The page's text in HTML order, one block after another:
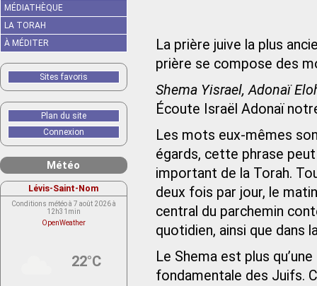
La prière juive la plus
prière se compose des
Shema Yisrael, Adonaï
Écoute Israël Adonaï
Les mots eux-mêmes
égards, cette phrase
important de la Torah.
deux fois par jour, le
central du parchemin
quotidien, ainsi que dans
Le Shema est plus
fondamentale des Juifs.
MÉDIATHÈQUE
LA TORAH
À MÉDITER
Sites favoris
Plan du site
Connexion
Météo
Lévis-Saint-Nom
Conditions météo à 7 août 2026 à
12h31min
OpenWeather
22°C